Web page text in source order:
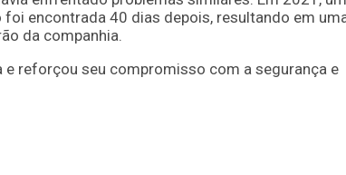
encontrada 40 dias depois, resultando em
da companhia.
e reforçou seu compromisso com a segurança e